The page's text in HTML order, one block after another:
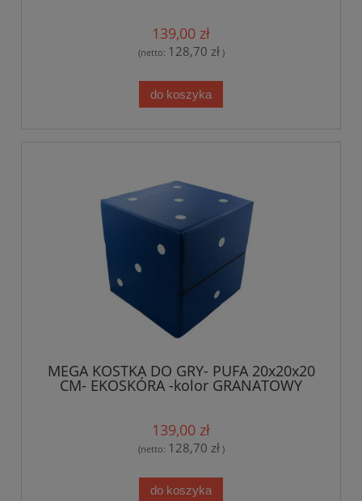
139,00 zł
(netto: 128,70 zł)
do koszyka
MEGA KOSTKA DO GRY- PUFA 20x20x20
CM- EKOSKÓRA -kolor GRANATOWY
139,00 zł
(netto: 128,70 zł)
do koszyka